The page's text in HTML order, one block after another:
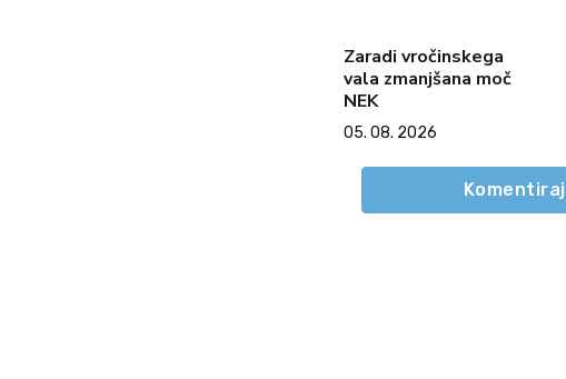
Zaradi vročinskega
vala zmanjšana moč
NEK
05. 08. 2026
Komentiraj